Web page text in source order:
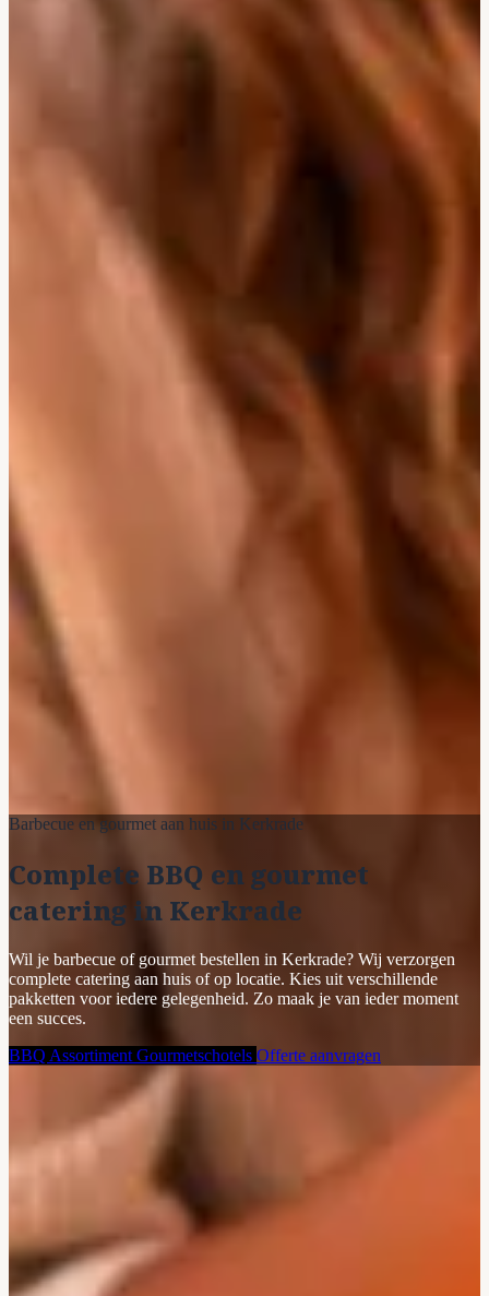
Barbecue en gourmet aan huis in Kerkrade
Complete BBQ en gourmet
catering in Kerkrade
Wil je barbecue of gourmet bestellen in Kerkrade? Wij verzorgen
complete catering aan huis of op locatie. Kies uit verschillende
pakketten voor iedere gelegenheid. Zo maak je van ieder moment
een succes.
BBQ Assortiment Gourmetschotels Offerte aanvragen